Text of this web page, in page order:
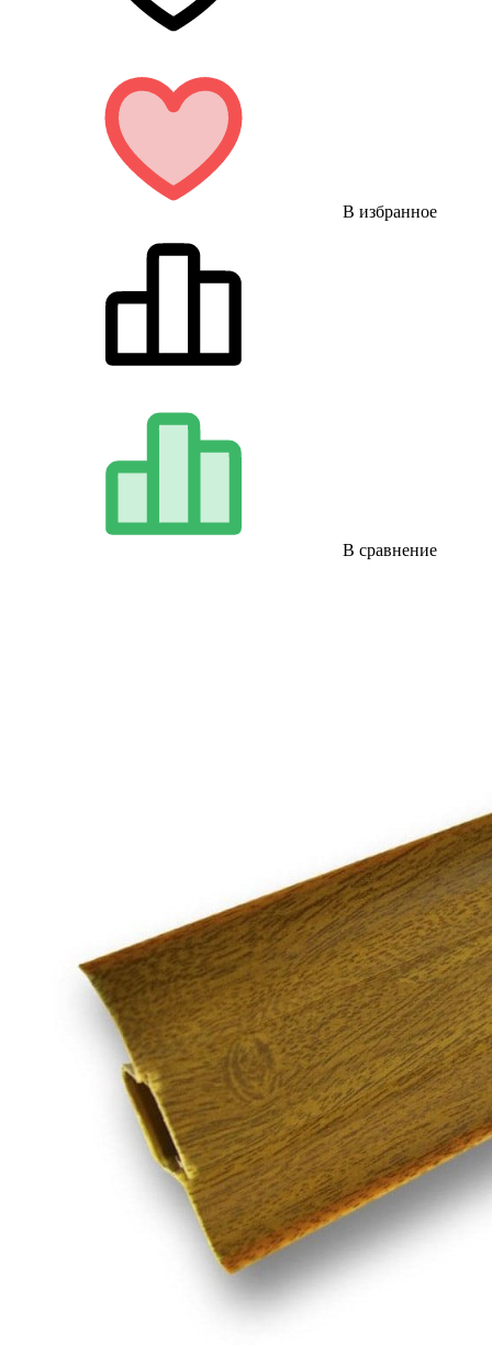
В избранное
В сравнение